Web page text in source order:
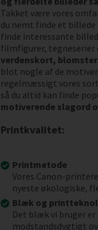
Takket være vores
du nemt finde et
finde interessante
filmfigurer, tegneserier
verdenskort,
blot nogle af de
regelmæssigt vores
så du altid kan finde
motiverende slagord
Printkvalitet:
Printmetode
Vores Canon-
nyeste økologiske,
Blæk og
Det blæk vi bruger er
modstandsdygtigt